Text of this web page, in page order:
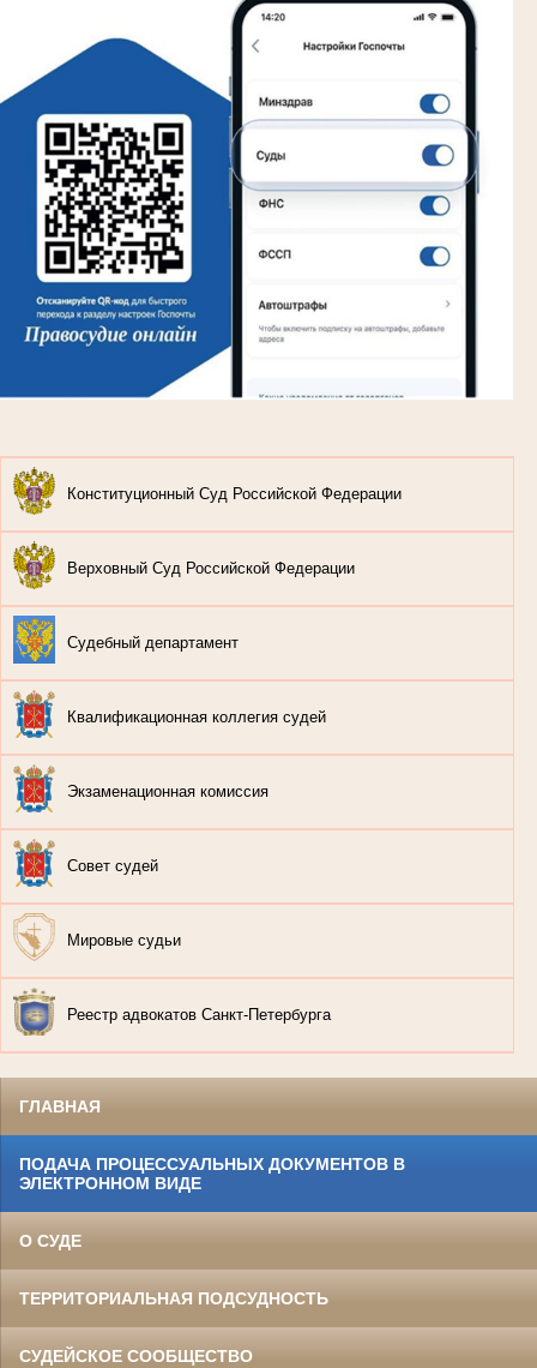
Конституционный Суд Российской Федерации
Верховный Суд Российской Федерации
Судебный департамент
Квалификационная коллегия судей
Экзаменационная комиссия
Совет судей
Мировые судьи
Реестр адвокатов Санкт-Петербурга
ГЛАВНАЯ
ПОДАЧА ПРОЦЕССУАЛЬНЫХ ДОКУМЕНТОВ В
ЭЛЕКТРОННОМ ВИДЕ
О СУДЕ
ТЕРРИТОРИАЛЬНАЯ ПОДСУДНОСТЬ
СУДЕЙСКОЕ СООБЩЕСТВО